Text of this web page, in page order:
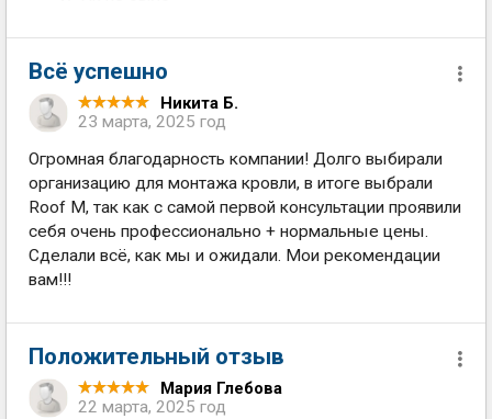
Всё успешно
Никита Б.
23 марта, 2025 год
Огромная благодарность компании! Долго выбирали
организацию для монтажа кровли, в итоге выбрали
Roof M, так как с самой первой консультации проявили
себя очень профессионально + нормальные цены.
Сделали всё, как мы и ожидали. Мои рекомендации
вам!!!
Положительный отзыв
Мария Глебова
22 марта, 2025 год